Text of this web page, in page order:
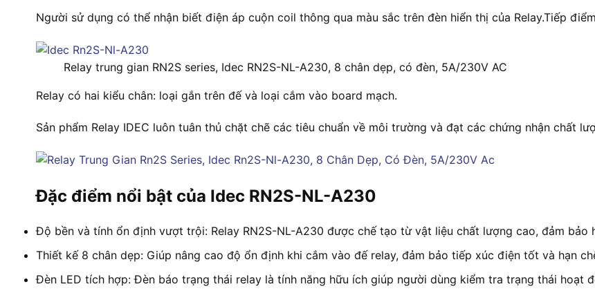
Người sử dụng có thể nhận biết điện áp cuộn coil thông qua màu sắc trên đèn hiển thị của Relay.Tiếp
Relay trung gian RN2S series, Idec RN2S-NL-A230, 8 chân dẹp, có đèn, 5A/230V AC
Relay có hai kiểu chân: loại gắn trên đế và loại cắm vào board mạch.
Sản phẩm Relay IDEC luôn tuân thủ chặt chẽ các tiêu chuẩn về môi trường và đạt các chứng nhận chất
Đặc điểm nổi bật của Idec RN2S-NL-A230
Độ bền và tính ổn định vượt trội: Relay RN2S-NL-A230 được chế tạo từ vật liệu chất lượng cao, đảm bảo
Thiết kế 8 chân dẹp: Giúp nâng cao độ ổn định khi cắm vào đế relay, đảm bảo tiếp xúc điện tốt và hạn
Đèn LED tích hợp: Đèn báo trạng thái relay là tính năng hữu ích giúp người dùng kiểm tra trạng thái hoạt